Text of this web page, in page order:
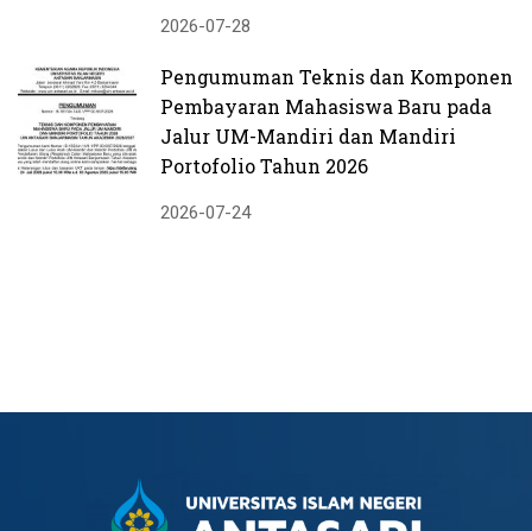
2026-07-28
Pengumuman Teknis dan Komponen
Pembayaran Mahasiswa Baru pada
Jalur UM-Mandiri dan Mandiri
Portofolio Tahun 2026
2026-07-24